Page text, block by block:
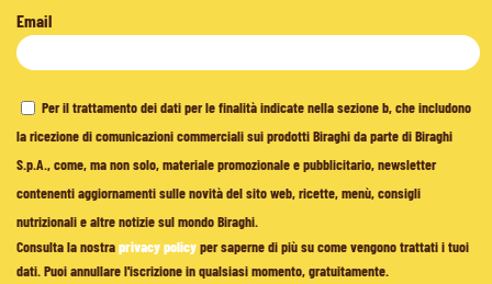
Email
Per il trattamento dei dati per le finalità indicate nella sezione b, che includono
la ricezione di comunicazioni commerciali sui prodotti Biraghi da parte di Biraghi
S.p.A., come, ma non solo, materiale promozionale e pubblicitario, newsletter
contenenti aggiornamenti sulle novità del sito web, ricette, menù, consigli
nutrizionali e altre notizie sul mondo Biraghi.
Consulta la nostraprivacy policyper saperne di più su come vengono trattati i tuoi
dati. Puoi annullare l'iscrizione in qualsiasi momento, gratuitamente.